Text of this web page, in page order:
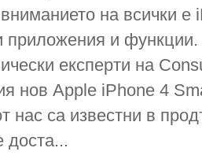
на всички е
приложения и
експерти на
нов Apple iPhone 4
нас са известни в
доста...